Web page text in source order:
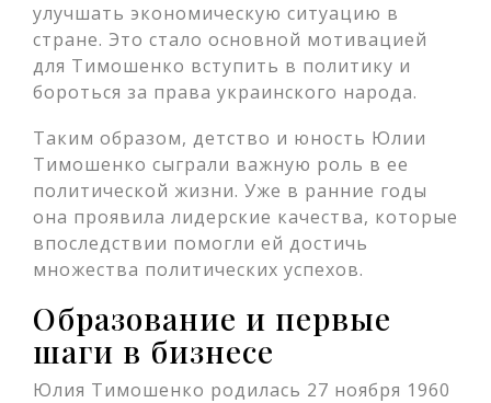
улучшать экономическую ситуацию в
стране. Это стало основной мотивацией
для Тимошенко вступить в политику и
бороться за права украинского народа.
Таким образом, детство и юность Юлии
Тимошенко сыграли важную роль в ее
политической жизни. Уже в ранние годы
она проявила лидерские качества, которые
впоследствии помогли ей достичь
множества политических успехов.
Образование и первые
шаги в бизнесе
Юлия Тимошенко родилась 27 ноября 1960